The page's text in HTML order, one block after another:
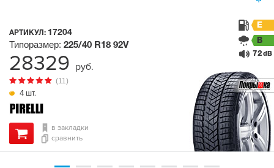
АРТИКУЛ: 17204
4 шт.
(11)
Типоразмер: 225/40 R18 92V
E
B
72 dB
в закладки
сравнить
28329 руб.